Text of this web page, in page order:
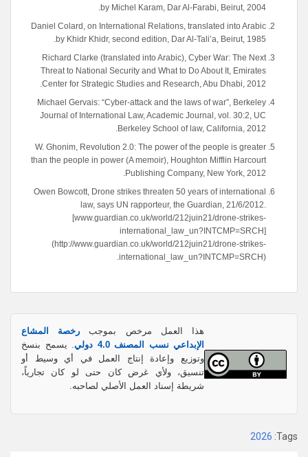
by Michel Karam, Dar Al-Farabi, Beirut, 2004.
Daniel Colard, on International Relations, translated into Arabic
by Khidr Khidr, second edition, Dar Al-Tali’a, Beirut, 1985.
Richard Clarke (translated into Arabic), Cyber War: The Next
Threat to National Security and What to Do About It, Emirates
Center for Strategic Studies and Research, Abu Dhabi, 2012.
Michael Gervais: “Cyber-attack and the laws of war”, Berkeley
Journal of International Law, Academic Journal, vol. 30:2, UC
Berkeley School of law, California, 2012.
W. Ghonim, Revolution 2.0: The power of the people is greater
than the people in power (A memoir), Houghton Mifflin Harcourt
Publishing Company, New York, 2012.
Owen Bowcott, Drone strikes threaten 50 years of international
law, says UN rapporteur, the Guardian, 21/6/2012.
[www.guardian.co.uk/world/212juin21/drone-strikes-
international_law_un?INTCMP=SRCH]
(http://www.guardian.co.uk/world/212juin21/drone-strikes-
international_law_un?INTCMP=SRCH).
هذا العمل مرخص بموجب رخصة المشاع
الإبداعي نسب المصنف 4.0 دولي
. يسمح بنسخ
وتوزيع وإعادة إنتاج العمل في أي وسيط أو
تنسيق، ولأي غرض كان حتى لو كان تجارياً،
شريطة إسناد العمل الأصلي لصاحبه.
Tags:
2026